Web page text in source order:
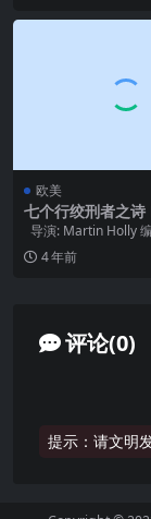
欧美
七个行绞刑者之
iedmich
导演: Martin Holly 编
安德列耶夫 类...
4 年前
评论(0)
提示：请文明